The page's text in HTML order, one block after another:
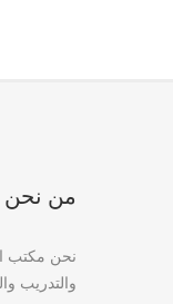
من نحن
نحن مكتب
والتدريب